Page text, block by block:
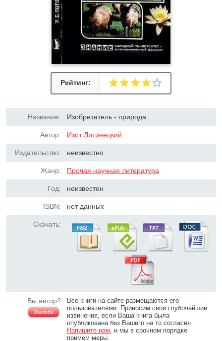
Рейтинг:
Название: Изобретатель - природа
Автор: Изот Литинецкий
Издательство: неизвестно
Жанр: Прочая научная литература
Год: неизвестен
ISBN: нет данных
Скачать:
Вы автор?
Жалоба
Все книги на сайте размещаются его
пользователями. Приносим свои глубочайшие
извинения, если Ваша книга была
опубликована без Вашего на то согласия.
Напишите нам, и мы в срочном порядке
примем меры.